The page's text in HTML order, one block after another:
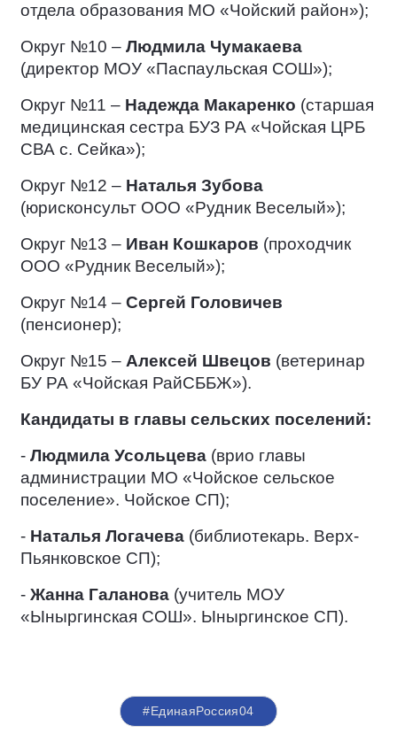
отдела образования МО «Чойский район»);
Округ №10 – Людмила Чумакаева
(директор МОУ «Паспаульская СОШ»);
Округ №11 – Надежда Макаренко (старшая
медицинская сестра БУЗ РА «Чойская ЦРБ
СВА с. Сейка»);
Округ №12 – Наталья Зубова
(юрисконсульт ООО «Рудник Веселый»);
Округ №13 – Иван Кошкаров (проходчик
ООО «Рудник Веселый»);
Округ №14 – Сергей Головичев
(пенсионер);
Округ №15 – Алексей Швецов (ветеринар
БУ РА «Чойская РайСББЖ»).
Кандидаты в главы сельских поселений:
- Людмила Усольцева (врио главы
администрации МО «Чойское сельское
поселение». Чойское СП);
- Наталья Логачева (библиотекарь. Верх-
Пьянковское СП);
- Жанна Галанова (учитель МОУ
«Ыныргинская СОШ». Ыныргинское СП).
#ЕдинаяРоссия04